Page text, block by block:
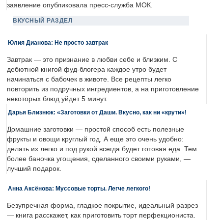
заявление опубликовала пресс-служба МОК.
ВКУСНЫЙ РАЗДЕЛ
Юлия Дианова: Не просто завтрак
Завтрак — это признание в любви себе и близким. С
дебютной книгой фуд-блогера каждое утро будет
начинаться с бабочек в животе. Все рецепты легко
повторить из подручных ингредиентов, а на приготовление
некоторых блюд уйдет 5 минут.
Дарья Близнюк: «Заготовки от Даши. Вкусно, как ни «крути»!
Домашние заготовки — простой способ есть полезные
фрукты и овощи круглый год. А еще это очень удобно:
делать их легко и под рукой всегда будет готовая еда. Тем
более баночка угощения, сделанного своими руками, —
лучший подарок.
Анна Аксёнова: Муссовые торты. Легче легкого!
Безупречная форма, гладкое покрытие, идеальный разрез
— книга расскажет, как приготовить торт перфекциониста.